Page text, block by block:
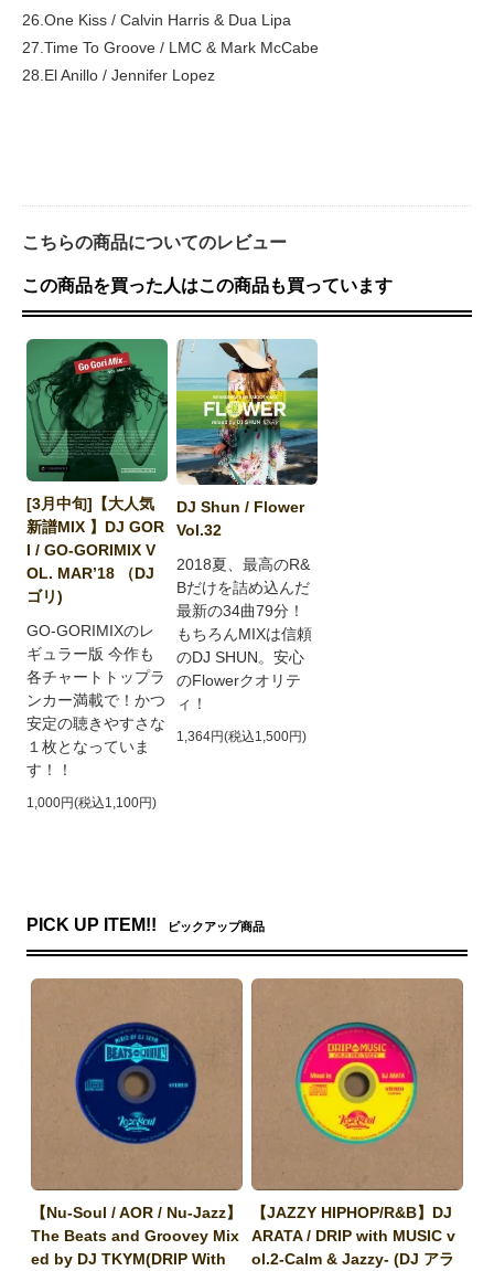
26.One Kiss / Calvin Harris & Dua Lipa
27.Time To Groove / LMC & Mark McCabe
28.El Anillo / Jennifer Lopez
こちらの商品についてのレビュー
この商品を買った人はこの商品も買っています
[3月中旬]【大人気
新譜MIX 】DJ GOR
I / GO-GORIMIX V
OL. MAR’18 （DJ
ゴリ)
GO-GORIMIXのレ
ギュラー版 今作も
各チャートトップラ
ンカー満載で！かつ
安定の聴きやすさな
１枚となっていま
す！！
1,000円(税込1,100円)
DJ Shun / Flower
Vol.32
2018夏、最高のR&
Bだけを詰め込んだ
最新の34曲79分！
もちろんMIXは信頼
のDJ SHUN。安心
のFlowerクオリテ
ィ！
1,364円(税込1,500円)
PICK UP ITEM!! ピックアップ商品
【Nu-Soul / AOR / Nu-Jazz】
The Beats and Groovey Mix
ed by DJ TKYM(DRIP With
【JAZZY HIPHOP/R&B】DJ
ARATA / DRIP with MUSIC v
ol.2-Calm & Jazzy- (DJ アラ